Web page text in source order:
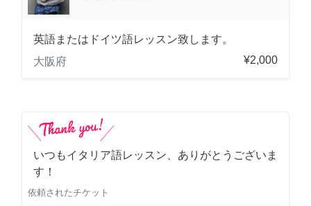
英語またはドイツ語レッスン致します。
大阪府
¥2,000
いつもイタリア語レッスン、ありがとうございま
す！
依頼されたチケット